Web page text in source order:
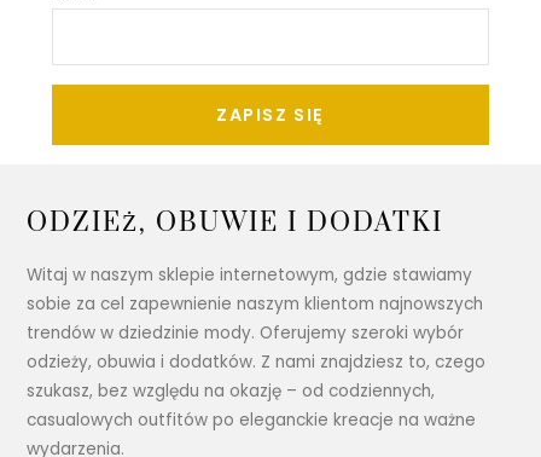
ZAPISZ SIĘ
ODZIEŻ, OBUWIE I DODATKI
Witaj w naszym sklepie internetowym, gdzie stawiamy
sobie za cel zapewnienie naszym klientom najnowszych
trendów w dziedzinie mody. Oferujemy szeroki wybór
odzieży, obuwia i dodatków. Z nami znajdziesz to, czego
szukasz, bez względu na okazję – od codziennych,
casualowych outfitów po eleganckie kreacje na ważne
wydarzenia.